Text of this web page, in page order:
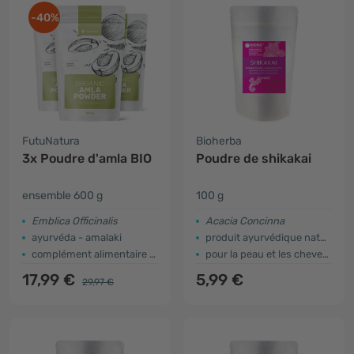
-40%
FutuNatura
3x Poudre d'amla BIO
ensemble 600 g
Emblica Officinalis
ayurvéda - amalaki
complément alimentaire et soin cheveux
17,99 € 29,97 €
Bioherba
Poudre de shikakai
100 g
Acacia Concinna
produit ayurvédique naturel
pour la peau et les cheveux
5,99 €